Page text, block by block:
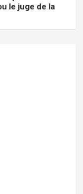
le juge de la